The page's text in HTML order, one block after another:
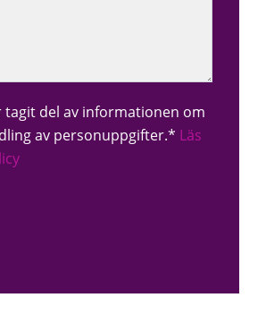
tagit del av informationen om
av personuppgifter.* Läs